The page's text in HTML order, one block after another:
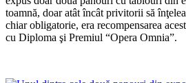
toamnă, doar atât încât privitorii să
chiar obligatorie, era recompensarea
cu Diploma şi Premiul “Opera Omnia”.